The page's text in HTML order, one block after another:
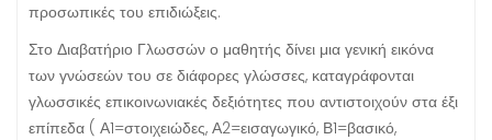
προσωπικές του επιδιώξεις.
Στο Διαβατήριο Γλωσσών ο μαθητής δίνει μια γενική εικόνα
των γνώσεών του σε διάφορες γλώσσες, καταγράφονται
γλωσσικές επικοινωνιακές δεξιότητες που αντιστοιχούν στα έξι
επίπεδα ( Α1=στοιχειώδες, Α2=εισαγωγικό, Β1=βασικό,